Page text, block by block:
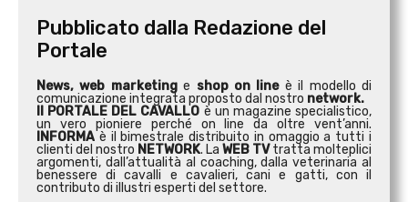
Pubblicato dalla Redazione del
Portale
News, web marketinge shop on line è il modello di
comunicazione integrata proposto dal nostro network.
Il PORTALE DEL CAVALLO è un magazine specialistico,
un vero pioniere perché on line da oltre vent’anni.
INFORMA è il bimestrale distribuito in omaggio a tutti i
clienti del nostro NETWORK. La WEB TVtratta molteplici
argomenti, dall’attualità al coaching, dalla veterinaria al
benessere di cavalli e cavalieri, cani e gatti, con il
contributo di illustri esperti del settore.